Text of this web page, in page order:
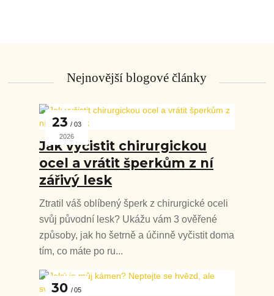
Nejnovější blogové články
23
03
2026
Jak vyčistit chirurgickou
ocel a vrátit šperkům z ní
zářivý lesk
Ztratil váš oblíbený šperk z chirurgické oceli
svůj původní lesk? Ukážu vám 3 ověřené
způsoby, jak ho šetrně a účinně vyčistit doma
tím, co máte po ru...
30
05